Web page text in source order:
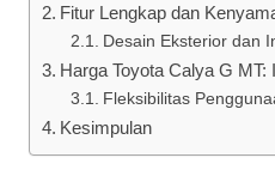
Fitur Lengkap dan
Desain Eksterior dan
Harga Toyota Calya G MT:
Fleksibilitas
Kesimpulan